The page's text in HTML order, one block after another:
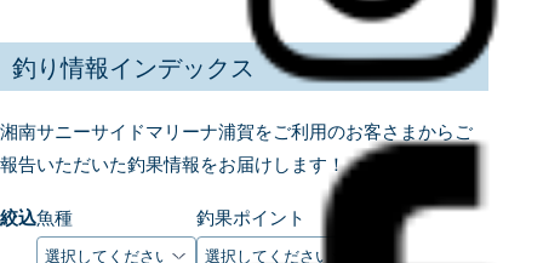
釣り情報インデックス
湘南サニーサイドマリーナ浦賀をご利用のお客さまからご
報告いただいた釣果情報をお届けします！
絞込魚種 釣果ポイント